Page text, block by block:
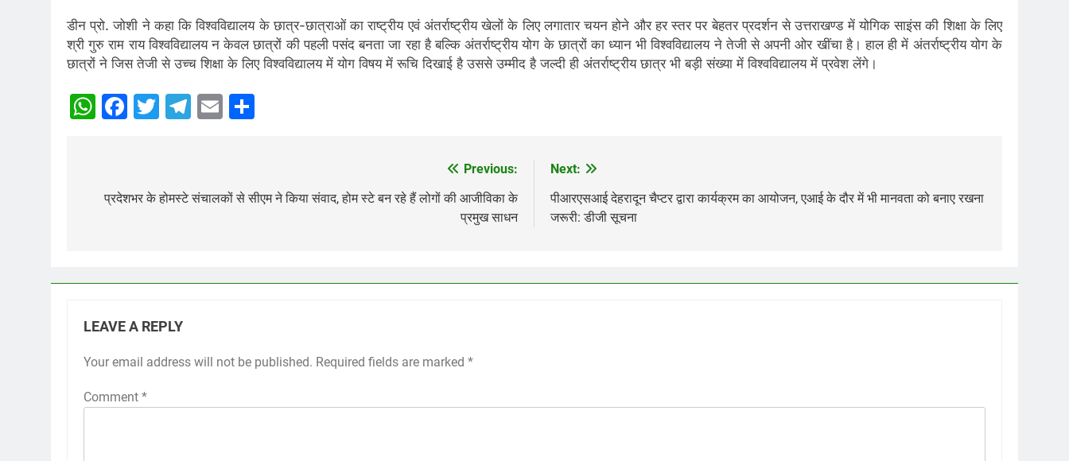
डीन प्रो. जोशी ने कहा कि विश्वविद्यालय के छात्र-छात्राओं का राष्ट्रीय एवं अंतर्राष्ट्रीय खेलों के लिए लगातार चयन होने और हर स्तर पर बेहतर प्रदर्शन से उत्तराखण्ड में योगिक साइंस की शिक्षा के लिए
श्री गुरु राम राय विश्वविद्यालय न केवल छात्रों की पहली पसंद बनता जा रहा है बल्कि अंतर्राष्ट्रीय योग के छात्रों का ध्यान भी विश्वविद्यालय ने तेजी से अपनी ओर खींचा है। हाल ही में अंतर्राष्ट्रीय योग के
छात्रों ने जिस तेजी से उच्च शिक्षा के लिए विश्वविद्यालय में योग विषय में रूचि दिखाई है उससे उम्मीद है जल्दी ही अंतर्राष्ट्रीय छात्र भी बड़ी संख्या में विश्वविद्यालय में प्रवेश लेंगे।
WhatsApp
Facebook
Twitter
Telegram
Email
navigation
Previous:
प्रदेशभर के होमस्टे संचालकों से सीएम ने किया संवाद, होम स्टे बन रहे हैं लोगों की आजीविका के
प्रमुख साधन
Next:
पीआरएसआई देहरादून चैप्टर द्वारा कार्यक्रम का आयोजन, एआई के दौर में भी मानवता को बनाए रखना
जरूरी: डीजी सूचना
LEAVE A REPLY
Your email address will not be published. Required fields are marked *
Comment *